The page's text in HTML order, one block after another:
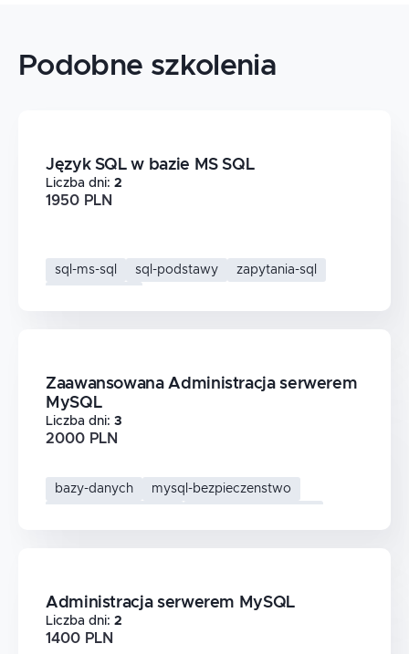
Podobne szkolenia
Język SQL w bazie MS SQL
Liczba dni: 2
1950 PLN
sql-ms-sql sql-podstawy
zapytania-sql
Zaawansowana Administracja serwerem
MySQL
Liczba dni: 3
2000 PLN
bazy-danych
mysql-bezpieczenstwo
Administracja serwerem MySQL
Liczba dni: 2
1400 PLN